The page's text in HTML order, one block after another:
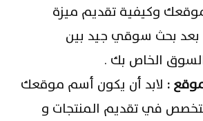
وكيفية تقديم ميزة
بعد بحث سوقي جيد بين
الخاص بك .
: لابد أن يكون أسم موقعك
في تقديم المنتجات و